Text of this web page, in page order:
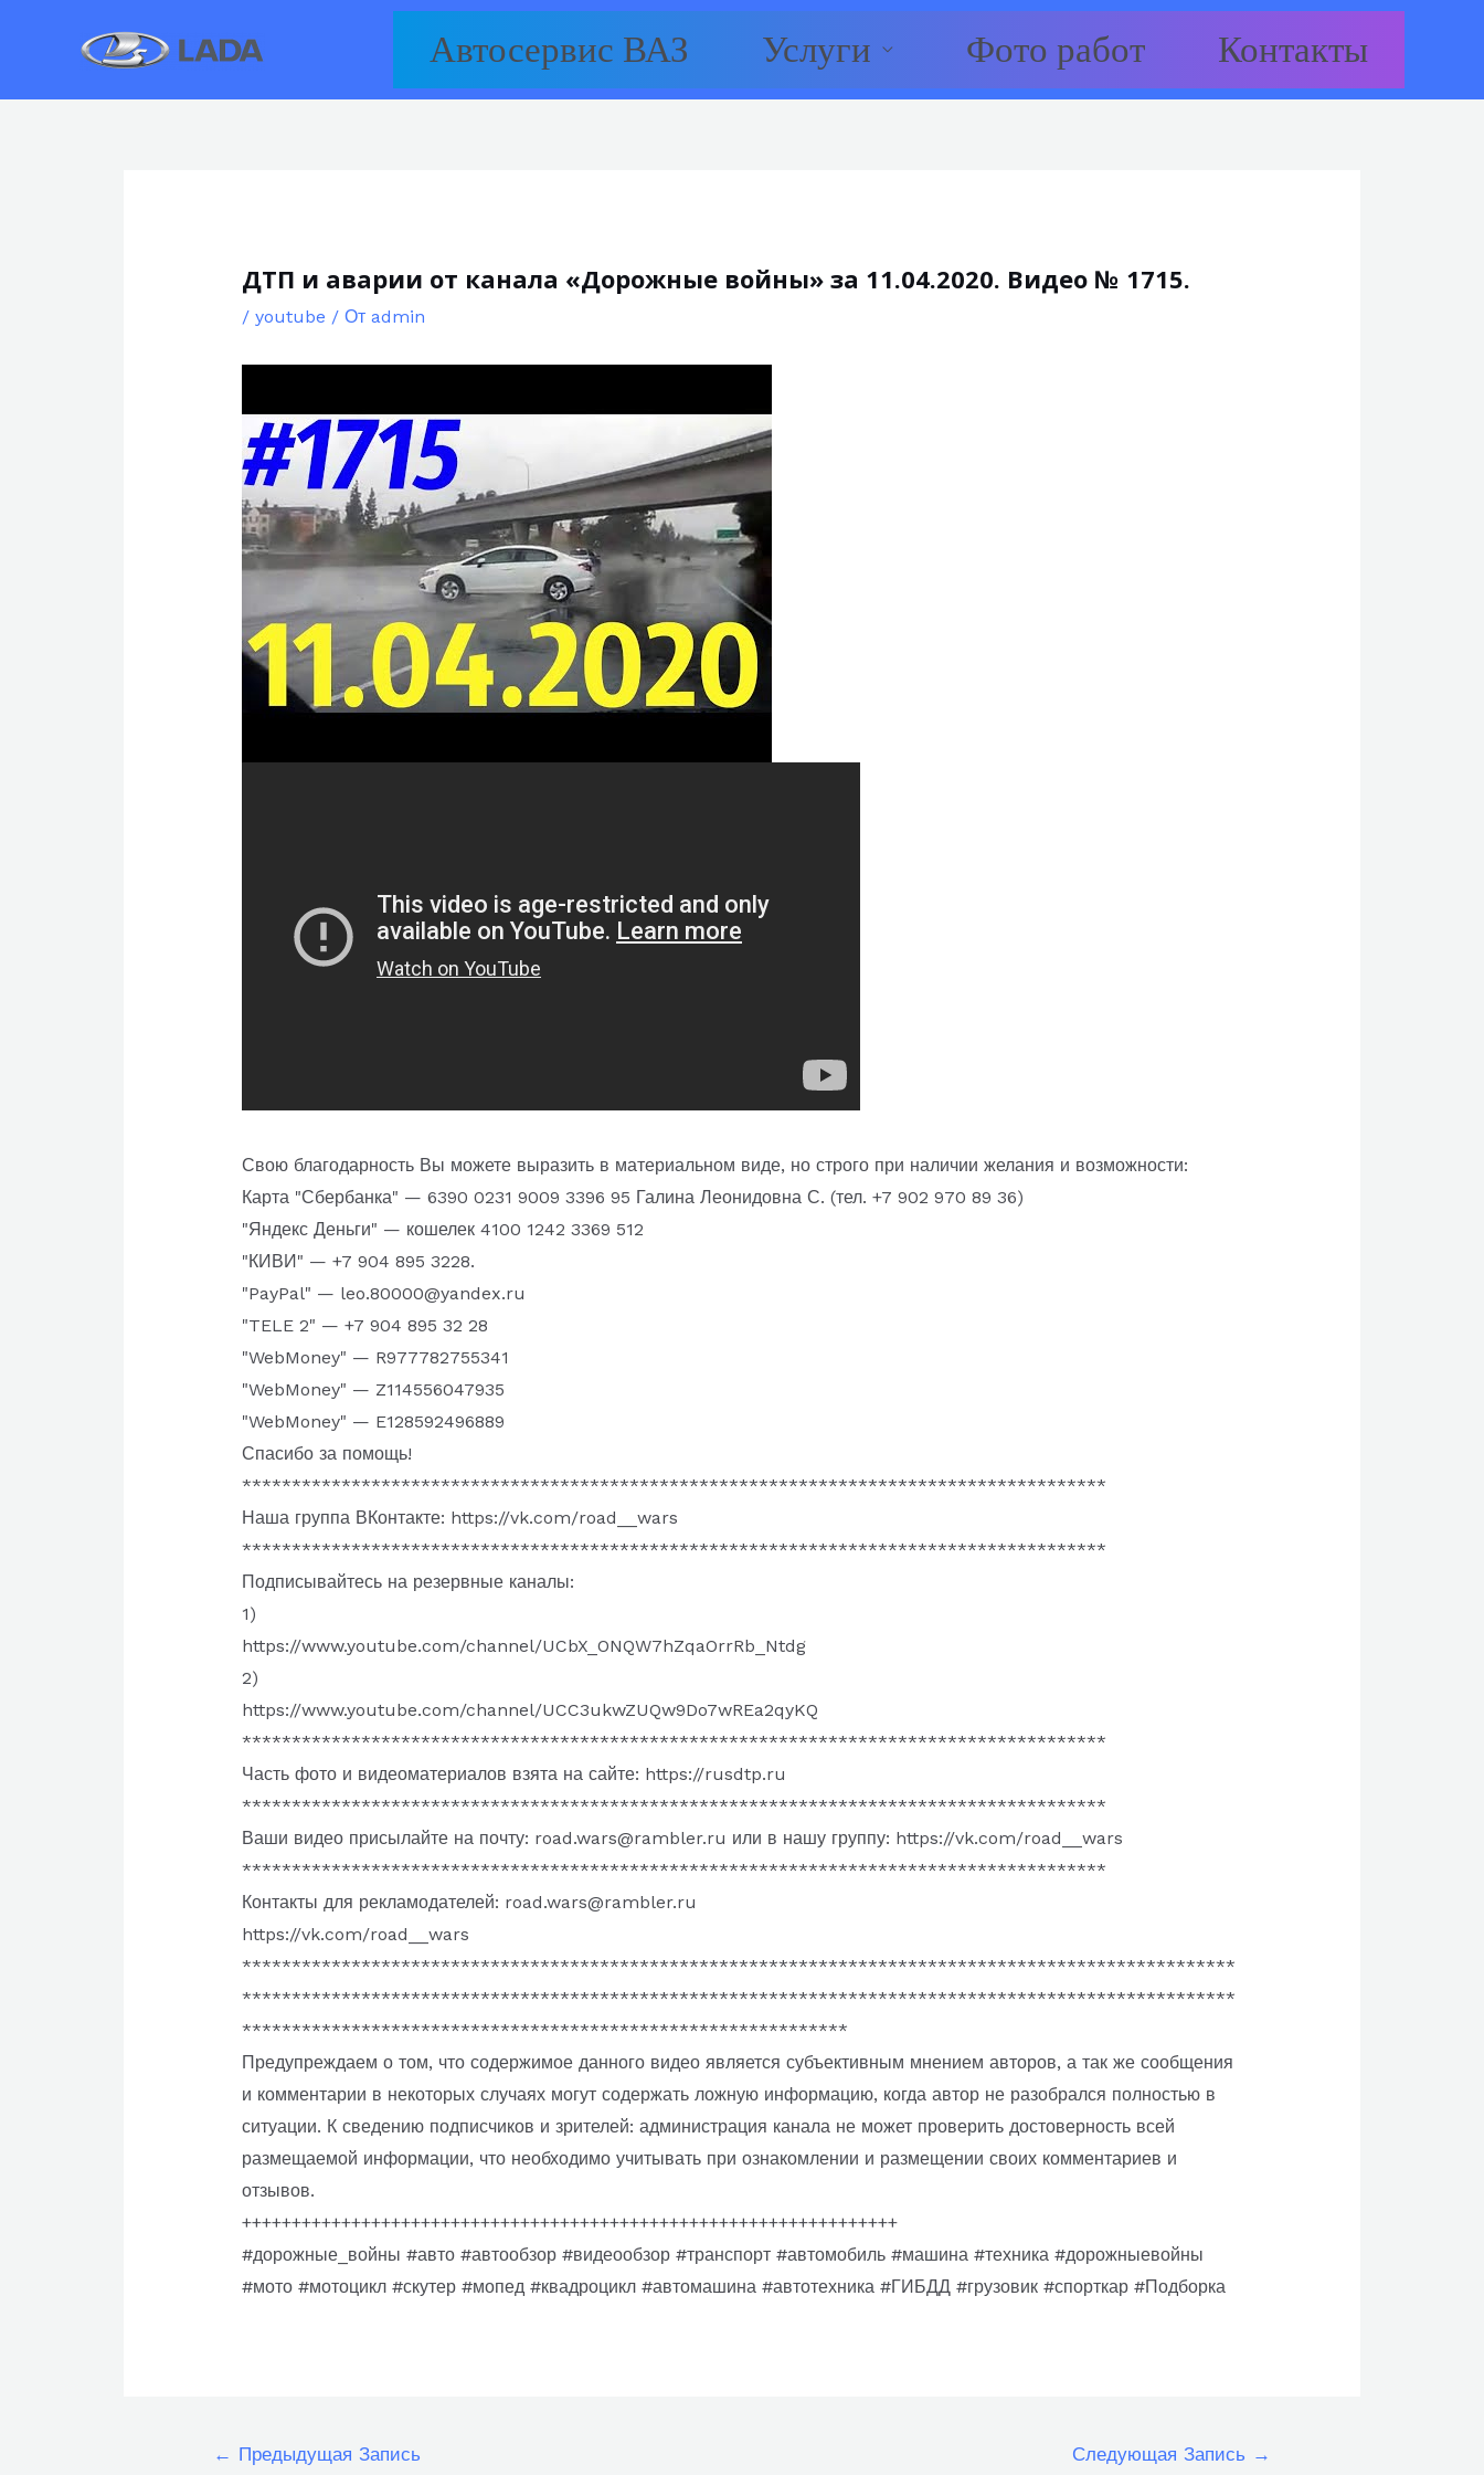
Автосервис ВАЗ Услуги Фото работ Контакты
ДТП и аварии от канала «Дорожные войны» за 11.04.2020. Видео № 1715.
/ youtube / От admin
Свою благодарность Вы можете выразить в материальном виде, но строго при наличии желания и возможности:
Карта "Сбербанка" — 6390 0231 9009 3396 95 Галина Леонидовна С. (тел. +7 902 970 89 36)
"Яндекс Деньги" — кошелек 4100 1242 3369 512
"КИВИ" — +7 904 895 3228.
"PayPal" — leo.80000@yandex.ru
"TELE 2" — +7 904 895 32 28
"WebMoney" — R977782755341
"WebMoney" — Z114556047935
"WebMoney" — E128592496889
Спасибо за помощь!
***************************************************************************************
Наша группа ВКонтакте: https://vk.com/road__wars
***************************************************************************************
Подписывайтесь на резервные каналы:
1)
https://www.youtube.com/channel/UCbX_ONQW7hZqaOrrRb_Ntdg
2)
https://www.youtube.com/channel/UCC3ukwZUQw9Do7wREa2qyKQ
***************************************************************************************
Часть фото и видеоматериалов взята на сайте: https://rusdtp.ru
***************************************************************************************
Ваши видео присылайте на почту: road.wars@rambler.ru или в нашу группу: https://vk.com/road__wars
***************************************************************************************
Контакты для рекламодателей: road.wars@rambler.ru
https://vk.com/road__wars
****************************************************************************************************
****************************************************************************************************
*************************************************************
Предупреждаем о том, что содержимое данного видео является субъективным мнением авторов, а так же сообщения
и комментарии в некоторых случаях могут содержать ложную информацию, когда автор не разобрался полностью в
ситуации. К сведению подписчиков и зрителей: администрация канала не может проверить достоверность всей
размещаемой информации, что необходимо учитывать при ознакомлении и размещении своих комментариев и
отзывов.
++++++++++++++++++++++++++++++++++++++++++++++++++++++++++++++++++
#дорожные_войны #авто #автообзор #видеообзор #транспорт #автомобиль #машина #техника #дорожныевойны
#мото #мотоцикл #скутер #мопед #квадроцикл #автомашина #автотехника #ГИБДД #грузовик #спорткар #Подборка
Навигация
← Предыдущая Запись Следующая Запись →